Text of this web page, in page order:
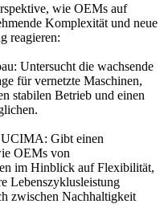
wie OEMs auf
Komplexität und neue
reagieren:
Untersucht die wachsende
für vernetzte Maschinen,
stabilen Betrieb und einen
UCIMA: Gibt einen
OEMs von
im Hinblick auf Flexibilität,
Lebenszyklusleistung
zwischen Nachhaltigkeit